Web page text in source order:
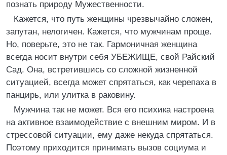
познать природу Мужественности.
Кажется, что путь женщины чрезвычайно сложен,
запутан, нелогичен. Кажется, что мужчинам проще.
Но, поверьте, это не так. Гармоничная женщина
всегда носит внутри себя УБЕЖИЩЕ, свой Райский
Сад. Она, встретившись со сложной жизненной
ситуацией, всегда может спрятаться, как черепаха в
панцирь, или улитка в раковину.
Мужчина так не может. Вся его психика настроена
на активное взаимодействие с внешним миром. И в
стрессовой ситуации, ему даже некуда спрятаться.
Поэтому приходится принимать вызов социума и